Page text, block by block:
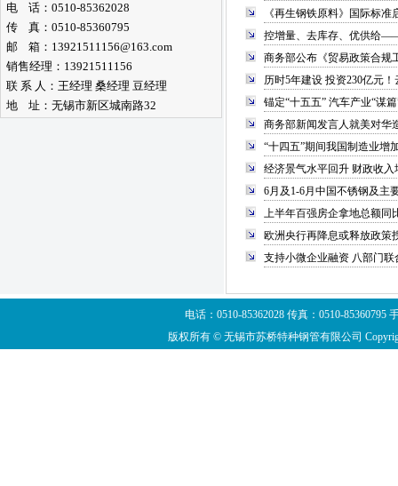
电 话：0510-85362028
传 真：0510-85360795
邮 箱：13921511156@163.com
销售经理：13921511156
联 系 人：王经理 桑经理 豆经理
地 址：无锡市新区城南路32
《再生钢铁原料》国际标
控增量、去库存、优供给
商务部公布《贸易政策合规
历时5年建设 投资230亿元
锚定“十五五” 汽车产业“谋
商务部新闻发言人就美对华
“十四五”期间我国制造业增
经济景气水平回升 财政收入
6月及1-6月中国不锈钢及主
上半年百强房企拿地总额同
欧洲央行再降息或释放政策
支持小微企业融资 八部门联
电话：0510-85362028 传真：0510-
版权所有 © 无锡市苏桥特种钢管有限公司